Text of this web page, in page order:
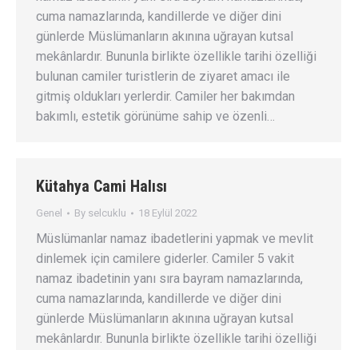
cuma namazlarında, kandillerde ve diğer dini
günlerde Müslümanların akınına uğrayan kutsal
mekânlardır. Bununla birlikte özellikle tarihi özelliği
bulunan camiler turistlerin de ziyaret amacı ile
gitmiş oldukları yerlerdir. Camiler her bakımdan
bakımlı, estetik görünüme sahip ve özenli…
Kütahya Cami Halısı
Genel By selcuklu 18 Eylül 2022
Müslümanlar namaz ibadetlerini yapmak ve mevlit
dinlemek için camilere giderler. Camiler 5 vakit
namaz ibadetinin yanı sıra bayram namazlarında,
cuma namazlarında, kandillerde ve diğer dini
günlerde Müslümanların akınına uğrayan kutsal
mekânlardır. Bununla birlikte özellikle tarihi özelliği